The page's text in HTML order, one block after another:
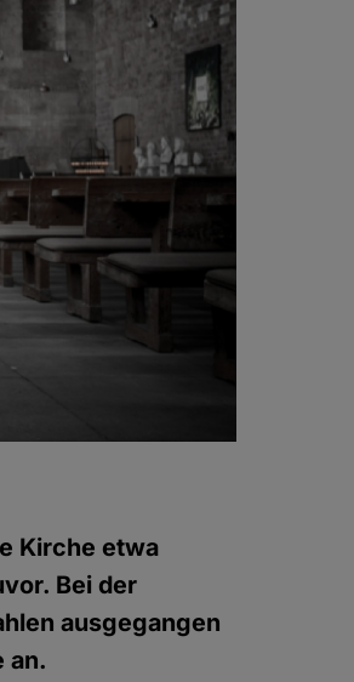
Kirche etwa
Bei der
ausgegangen
an.